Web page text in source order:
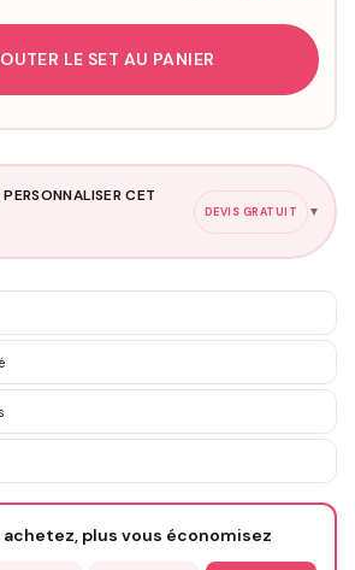
LE SET AU PANIER
CET
DEVIS GRATUIT ▼
sur mesure
Personnalisation de 3 à 10€ selon la demande
?*
achetez, plus vous économisez